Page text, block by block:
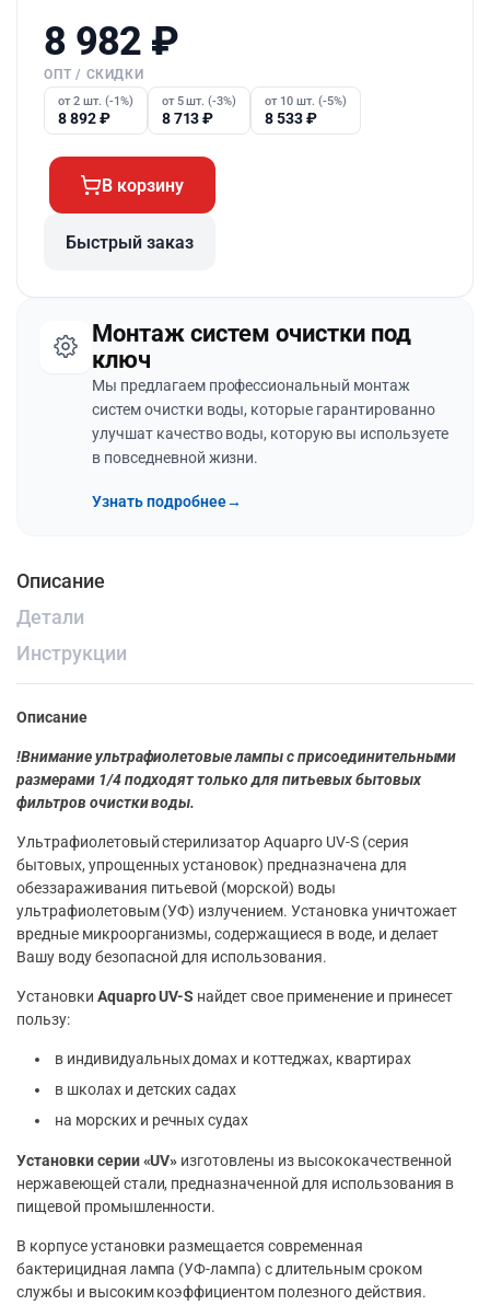
8 982 ₽
ОПТ / СКИДКИ
от 2 шт. (-1%)
8 892₽
от 5 шт. (-3%)
8 713₽
от 10 шт. (-5%)
8 533₽
В корзину
Быстрый заказ
Монтаж систем очистки под
ключ
Мы предлагаем профессиональный монтаж
систем очистки воды, которые гарантированно
улучшат качество воды, которую вы используете
в повседневной жизни.
Узнать подробнее→
Описание
Детали
Инструкции
Описание
!Внимание ультрафиолетовые лампы с присоединительными
размерами 1/4 подходят только для питьевых бытовых
фильтров очистки воды.
Ультрафиолетовый стерилизатор Aquapro UV-S (серия
бытовых, упрощенных установок) предназначена для
обеззараживания питьевой (морской) воды
ультрафиолетовым (УФ) излучением. Установка уничтожает
вредные микроорганизмы, содержащиеся в воде, и делает
Вашу воду безопасной для использования.
Установки Aquapro UV-S найдет свое применение и принесет
пользу:
в индивидуальных домах и коттеджах, квартирах
в школах и детских садах
на морских и речных судах
Установки серии «UV» изготовлены из высококачественной
нержавеющей стали, предназначенной для использования в
пищевой промышленности.
В корпусе установки размещается современная
бактерицидная лампа (УФ-лампа) с длительным сроком
службы и высоким коэффициентом полезного действия.